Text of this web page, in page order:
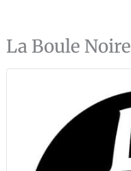
La Boule Noire